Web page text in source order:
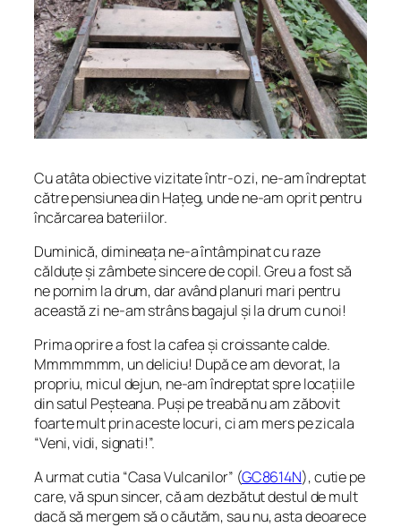
Cu atâta obiective vizitate într-o zi, ne-am îndreptat
către pensiunea din Hațeg, unde ne-am oprit pentru
încărcarea bateriilor.
Duminică, dimineața ne-a întâmpinat cu raze
călduțe și zâmbete sincere de copil. Greu a fost să
ne pornim la drum, dar având planuri mari pentru
această zi ne-am strâns bagajul și la drum cu noi!
Prima oprire a fost la cafea și croissante calde.
Mmmmmmm, un deliciu! După ce am devorat, la
propriu, micul dejun, ne-am îndreptat spre locațiile
din satul Peșteana. Puși pe treabă nu am zăbovit
foarte mult prin aceste locuri, ci am mers pe zicala
“Veni, vidi, signati!”.
A urmat cutia “Casa Vulcanilor” (GC8614N), cutie pe
care, vă spun sincer, că am dezbătut destul de mult
dacă să mergem să o căutăm, sau nu, asta deoarece